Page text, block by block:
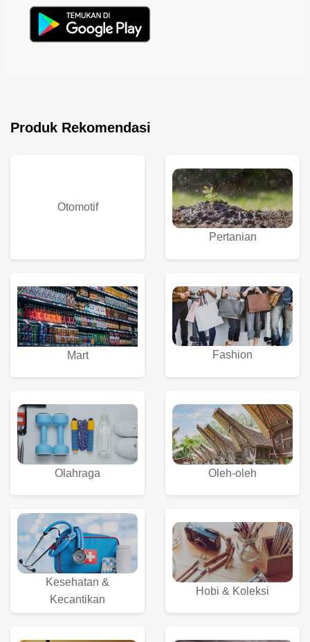
Produk Rekomendasi
Otomotif
Pertanian
Mart Fashion
Olahraga Oleh-oleh
Kesehatan &
Kecantikan
Hobi & Koleksi